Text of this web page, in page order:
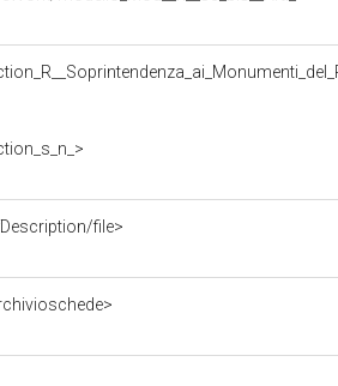
file>